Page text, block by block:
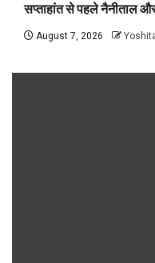
सप्ताहांत से पहले नैनीताल
August 7, 2026